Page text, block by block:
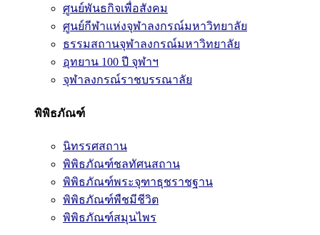
ศูนย์พันธกิจเพื่อสังคม
ศูนย์กีฬาแห่งจุฬาลงกรณ์มหาวิทยาลัย
ธรรมสถานจุฬาลงกรณ์มหาวิทยาลัย
อุทยาน 100 ปี จุฬาฯ
จุฬาลงกรณ์ราชบรรณาลัย
พิพิธภัณฑ์
นิทรรศสถาน
พิพิธภัณฑ์ชลทัศนสถาน
พิพิธภัณฑ์พระจุฑาธุชราชฐาน
พิพิธภัณฑ์พืชมีชีวิต
พิพิธภัณฑ์สมุนไพร